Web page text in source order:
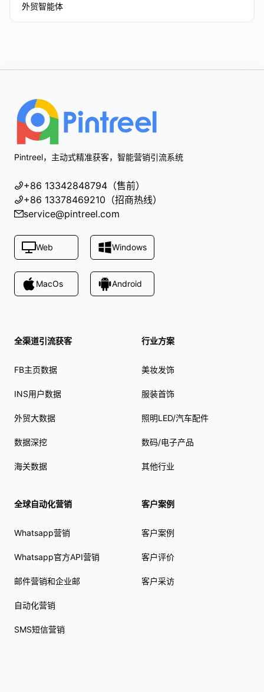
外贸智能体
Pintreel，主动式精准获客，智能营销引流系统
+86 13342848794（售前）
+86 13378469210（招商热线）
service@pintreel.com
Web Windows
MacOs Android
全渠道引流获客
FB主页数据
INS用户数据
外贸大数据
数据深挖
海关数据
全球自动化营销
Whatsapp营销
Whatsapp官方API营销
邮件营销和企业邮
自动化营销
SMS短信营销
行业方案
美妆发饰
服装首饰
照明LED/汽车配件
数码/电子产品
其他行业
客户案例
客户案例
客户评价
客户采访